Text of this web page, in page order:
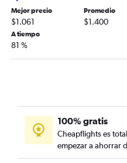
Mejor precio
$1.061
Promedio
$1.400
A tiempo
81 %
100% gratis
Cheapflights es
empezar a ahorrar